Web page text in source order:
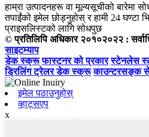
हाम्रा उत्पादनहरू वा मूल्यसूचीको बारेमा
तपाईंको इमेल छोड्नुहोस् र हामी 24 घण्टा
प्राइसलिस्टको लागि सोधपुछ
© प्रतिलिपि अधिकार २०१०२०२२ :
साइटम्याप
डेक स्क्रू फास्टनर को प्रकार स्टेनलेस
ड्रिलिंग ट्रेलर डेक स्क्रू काउन्टरसङ्क
इमेल पठाउनुहोस्
व्हाट्सएप
x